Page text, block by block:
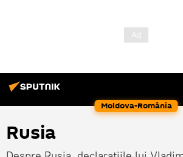
Moldova-România
Rusia